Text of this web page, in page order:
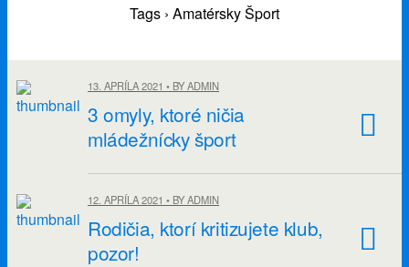
Tags › Amatérsky Šport
13. APRÍLA 2021 • BY ADMIN
3 omyly, ktoré ničia
mládežnícky šport
12. APRÍLA 2021 • BY ADMIN
Rodičia, ktorí kritizujete klub,
pozor!